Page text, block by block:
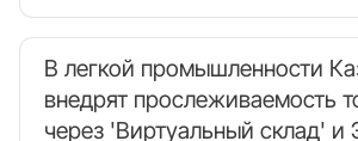
В легкой промышленности
внедрят прослеживаемость
через 'Виртуальный склад'